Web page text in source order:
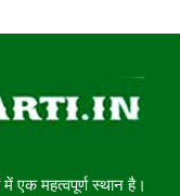
एक महत्वपूर्ण स्थान है।